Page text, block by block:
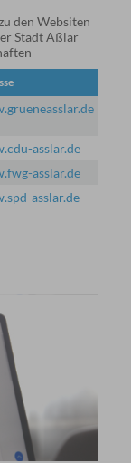
den Websiten
Stadt Aßlar
asslar.de
asslar.de
asslar.de